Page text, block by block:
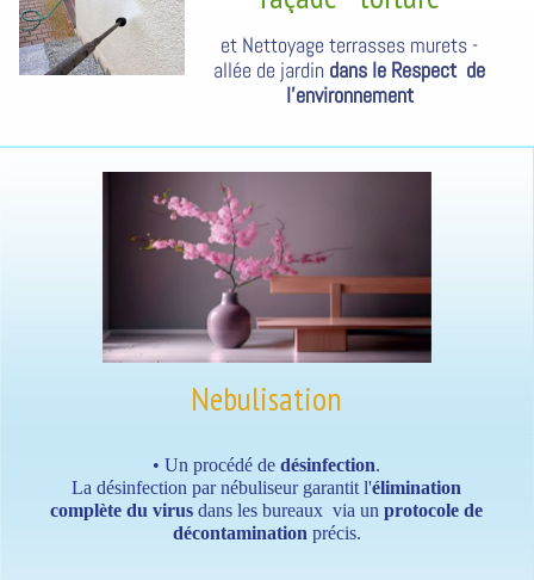
et Nettoyage terrasses murets -
allée de jardin dans le Respect de
l'environnement
Nebulisation
• Un procédé de désinfection.
La désinfection par nébuliseur garantit l'élimination
complète du virus dans les bureaux via un protocole de
décontamination précis.